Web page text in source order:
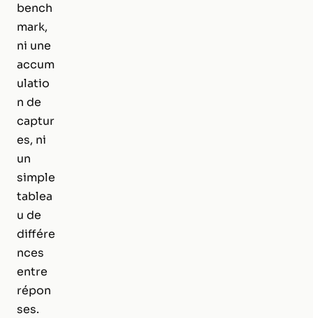
bench
mark,
ni une
accum
ulatio
n de
captur
es, ni
un
simple
tablea
u de
différe
nces
entre
répon
ses.